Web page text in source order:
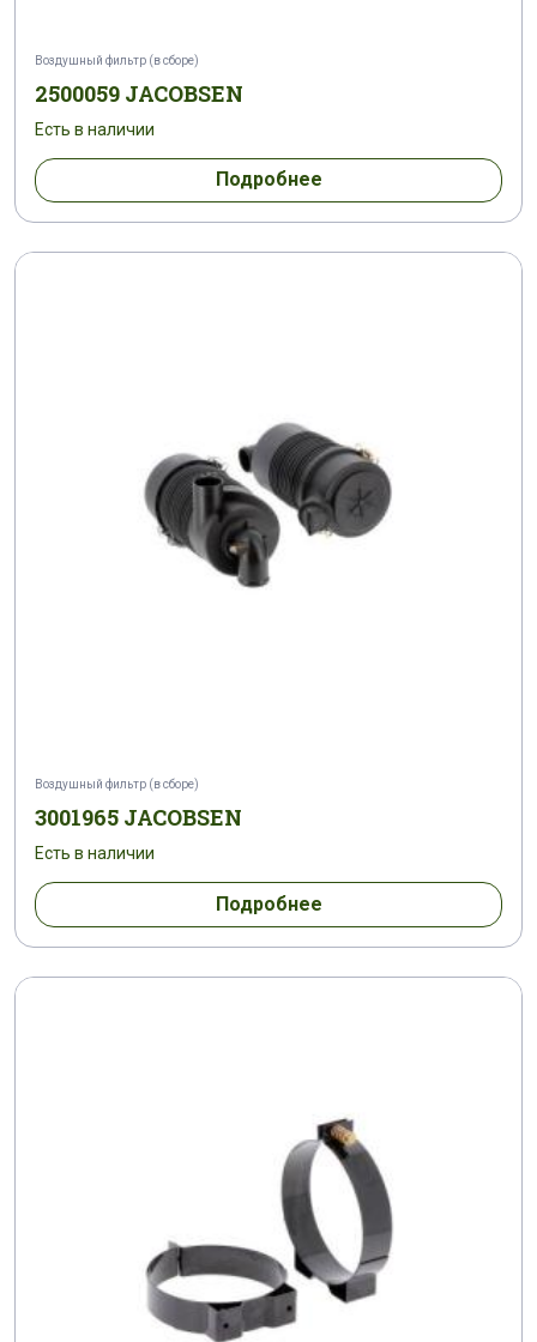
Воздушный фильтр (в сборе)
2500059 JACOBSEN
Есть в наличии
Подробнее
Воздушный фильтр (в сборе)
3001965 JACOBSEN
Есть в наличии
Подробнее